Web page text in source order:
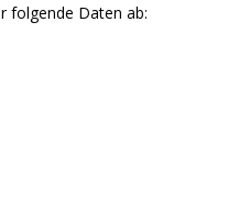
folgende Daten ab: